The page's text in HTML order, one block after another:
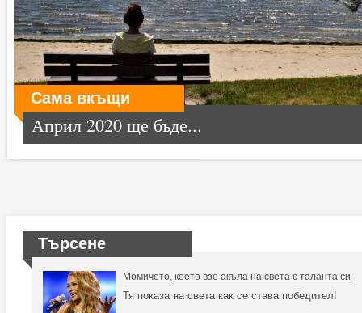
Сама вкъщи
Април 2020 ще бъде...
Търсене
Момичето, което взе акъла на света с таланта си
Тя показа на света как се става победител!